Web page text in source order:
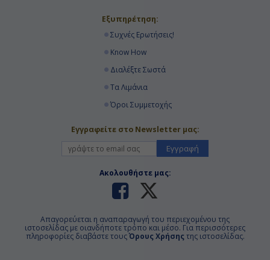
Εξυπηρέτηση:
Συχνές Ερωτήσεις!
Know How
Διαλέξτε Σωστά
Τα Λιμάνια
Όροι Συμμετοχής
Εγγραφείτε στο Newsletter μας:
Εγγραφή
Ακολουθήστε μας:
Απαγορεύεται η αναπαραγωγή του περιεχομένου της
ιστοσελίδας με οιανδήποτε τρόπο και μέσο. Για περισσότερες
πληροφορίες διαβάστε τουςΌρους Χρήσης της ιστοσελίδας.